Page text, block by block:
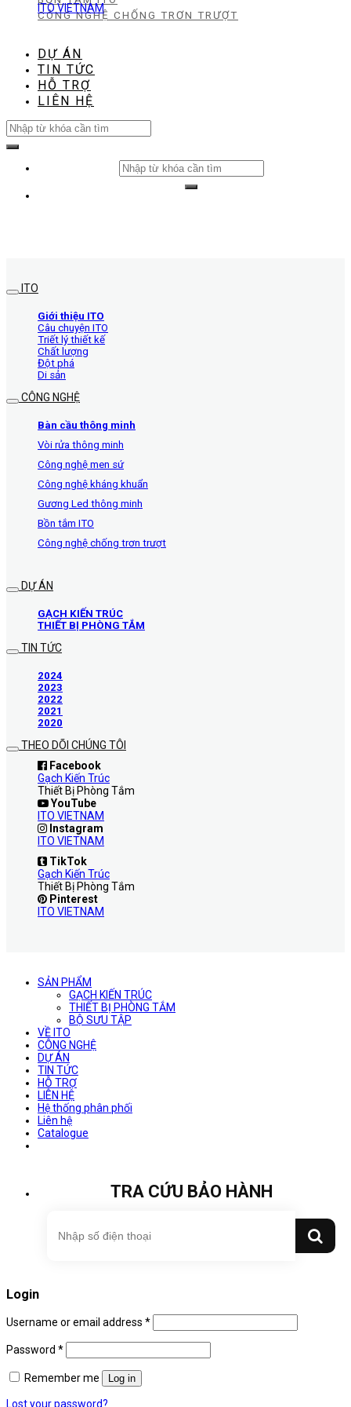
CÔNG NGHỆ CHỐNG TRƠN TRƯỢT
DỰ ÁN
TIN TỨC
HỖ TRỢ
LIÊN HỆ
Search
for:
Search
for:
ITO VIETNAM
ITO
Giới thiệu ITO
Câu chuyện ITO
Triết lý thiết kế
Chất lượng
Đột phá
Di sản
CÔNG NGHỆ
Bàn cầu thông minh
Vòi rửa thông minh
Công nghệ men sứ
Công nghệ kháng khuẩn
Gương Led thông minh
Bồn tắm ITO
Công nghệ chống trơn trượt
DỰ ÁN
GẠCH KIẾN TRÚC
THIẾT BỊ PHÒNG TẮM
TIN TỨC
2024
2023
2022
2021
2020
THEO DÕI CHÚNG TÔI
Facebook
Gạch Kiến Trúc
Thiết Bị Phòng Tắm
YouTube
ITO VIETNAM
Instagram
ITO VIETNAM
TikTok
Gạch Kiến Trúc
Thiết Bị Phòng Tắm
Pinterest
ITO VIETNAM
SẢN PHẨM
GẠCH KIẾN TRÚC
THIẾT BỊ PHÒNG TẮM
BỘ SƯU TẬP
VỀ ITO
CÔNG NGHỆ
DỰ ÁN
TIN TỨC
HỖ TRỢ
LIÊN HỆ
Hệ thống phân phối
Liên hệ
Catalogue
TRA CỨU BẢO HÀNH
Login
Username or email address *
Password *
Remember me Log in
Lost your password?